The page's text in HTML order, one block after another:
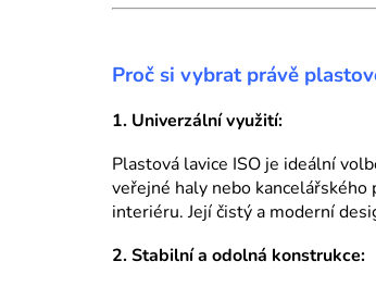
Proč si vybrat právě
1. Univerzální využití:
Plastová lavice ISO je ideální
veřejné haly nebo
interiéru. Její čistý a moderní
2. Stabilní a odolná konstrukce: